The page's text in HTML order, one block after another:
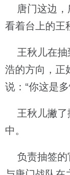
唐门这边，
看着台上的王
王秋儿在抽
浩的方向，正
说：“你这是
王秋儿撇了
中。
负责抽签的